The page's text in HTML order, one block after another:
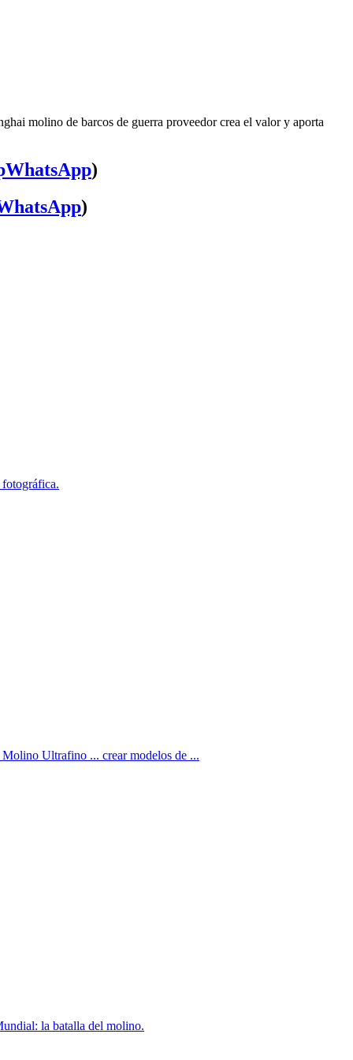
molino de barcos de guerra proveedor crea el valor y aporta
WhatsApp)
)
fotográfica.
Ultrafino ... crear modelos de ...
la batalla del molino.